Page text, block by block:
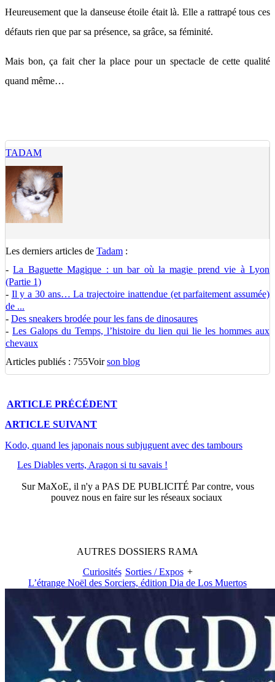
Heureusement que la danseuse étoile était là. Elle a rattrapé tous ces
défauts rien que par sa présence, sa grâce, sa féminité.
Mais bon, ça fait cher la place pour un spectacle de cette qualité
quand même…
TADAM
Les derniers articles de Tadam :
-La Baguette Magique : un bar où la magie prend vie à Lyon
(Partie 1)
- Il y a 30 ans… La trajectoire inattendue (et parfaitement assumée)
de ...
- Des sneakers brodée pour les fans de dinosaures
-Les Galops du Temps, l’histoire du lien qui lie les hommes aux
chevaux
Articles publiés : 755Voirson blog
ARTICLE PRÉCÉDENT
ARTICLE SUIVANT
Kodo, quand les japonais nous subjuguent avec des tambours
Les Diables verts, Aragon si tu savais !
SurMaXoE, il n'y a PAS DE PUBLICITÉ Par contre, vous
pouvez nous en faire sur les réseaux sociaux
AUTRES DOSSIERS RAMA
Curiosités Sorties / Expos +
L’étrange Noël des Sorciers, édition Dia de Los Muertos